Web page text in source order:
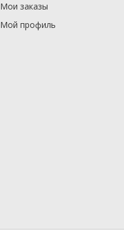
Мои заказы
Мой профиль